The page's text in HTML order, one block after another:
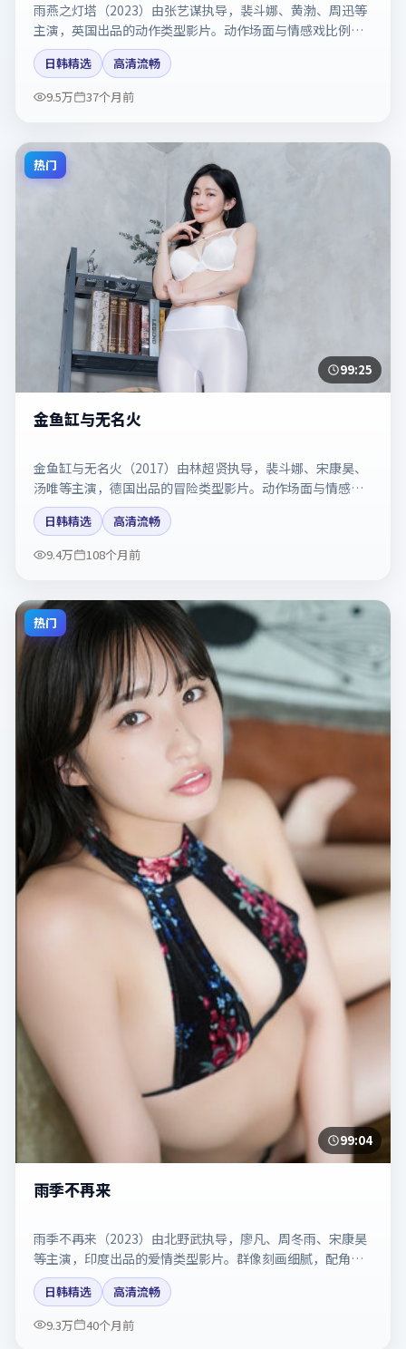
雨燕之灯塔（2023）由张艺谋执导，裴斗娜、黄渤、周迅等
主演，英国出品的动作类型影片。动作场面与情感戏比例拿
捏得当。剧情简介与主创信息可供检索参考，上映日期以片
方资料为准。
日韩精选
高清流畅
9.5万
37个月前
热门
99:25
金鱼缸与无名火
金鱼缸与无名火（2017）由林超贤执导，裴斗娜、宋康昊、
汤唯等主演，德国出品的冒险类型影片。动作场面与情感戏
比例拿捏得当。剧情简介与主创信息可供检索参考，上映日
期以片方资料为准。
日韩精选
高清流畅
9.4万
108个月前
热门
99:04
雨季不再来
雨季不再来（2023）由北野武执导，廖凡、周冬雨、宋康昊
等主演，印度出品的爱情类型影片。群像刻画细腻，配角同
样出彩。剧情简介与主创信息可供检索参考，上映日期以片
方资料为准。
日韩精选
高清流畅
9.3万
40个月前